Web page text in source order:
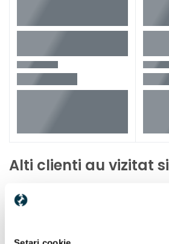
Alti clienti au vizitat si